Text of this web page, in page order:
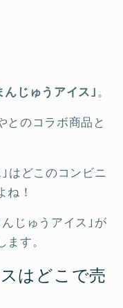
んじゅうアイス｣ 。
とのコラボ商品と
はどこのコンビニ
ね！
じゅうアイス｣が
す。
はどこで売